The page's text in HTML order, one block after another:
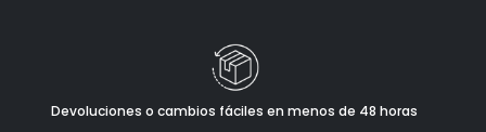
Devoluciones o cambios fáciles en menos de 48 horas